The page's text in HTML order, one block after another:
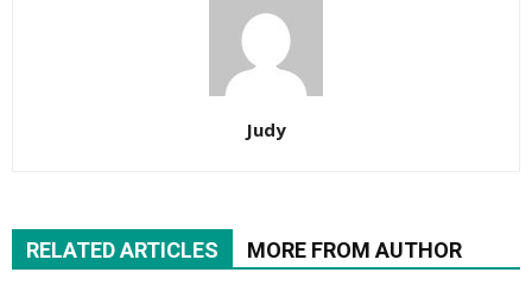
Judy
RELATED ARTICLES MORE FROM AUTHOR